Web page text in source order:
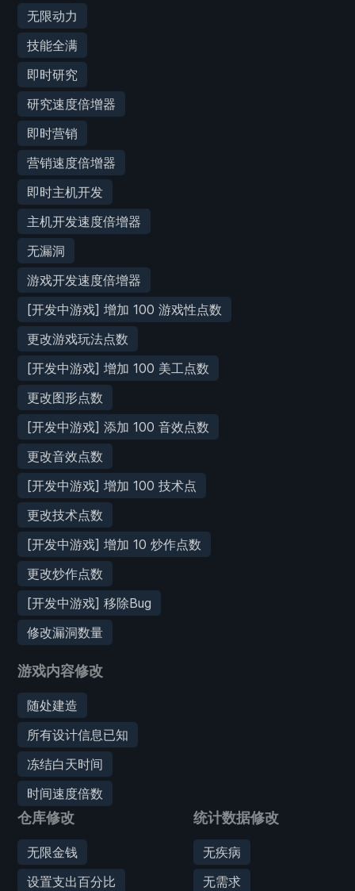
无限动力
技能全满
即时研究
研究速度倍增器
即时营销
营销速度倍增器
即时主机开发
主机开发速度倍增器
无漏洞
游戏开发速度倍增器
[开发中游戏] 增加 100 游戏性点数
更改游戏玩法点数
[开发中游戏] 增加 100 美工点数
更改图形点数
[开发中游戏] 添加 100 音效点数
更改音效点数
[开发中游戏] 增加 100 技术点
更改技术点数
[开发中游戏] 增加 10 炒作点数
更改炒作点数
[开发中游戏] 移除Bug
修改漏洞数量
游戏内容修改
随处建造
所有设计信息已知
冻结白天时间
时间速度倍数
仓库修改
无限金钱
设置支出百分比
统计数据修改
无疾病
无需求